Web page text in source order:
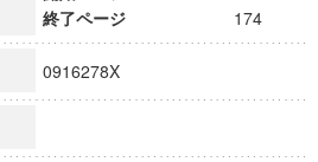
終了ページ
174
0916278X